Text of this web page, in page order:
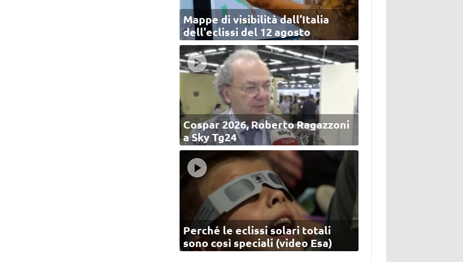
Mappe di visibilità dall’Italia
dell'eclissi del 12 agosto
Cospar 2026, Roberto Ragazzoni
a Sky Tg24
Perché le eclissi solari totali
sono così speciali (video Esa)